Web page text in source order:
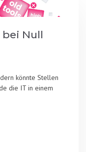
Null
könnte Stellen
die IT in einem